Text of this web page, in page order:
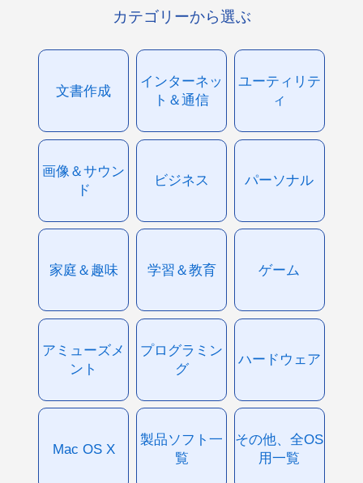
カテゴリーから選ぶ
文書作成
インターネッ
ト＆通信
ユーティリテ
ィ
画像＆サウン
ド
ビジネス パーソナル
家庭＆趣味 学習＆教育 ゲーム
アミューズメ
ント
プログラミン
グ
ハードウェア
Mac OS X
製品ソフト一
覧
その他、全OS
用一覧